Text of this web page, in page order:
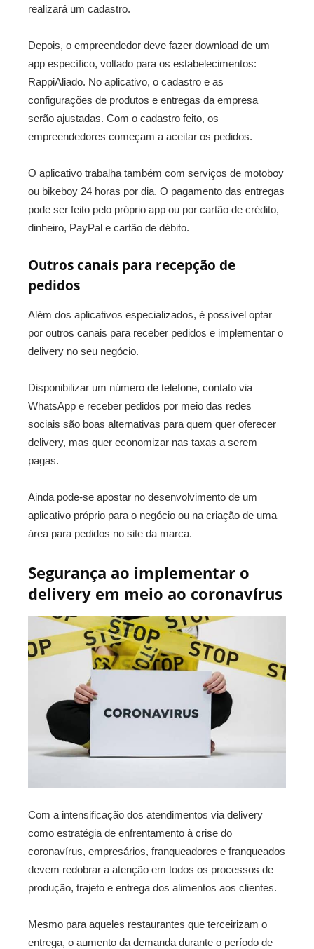
realizará um cadastro.
Depois, o empreendedor deve fazer download de um
app específico, voltado para os estabelecimentos:
RappiAliado. No aplicativo, o cadastro e as
configurações de produtos e entregas da empresa
serão ajustadas. Com o cadastro feito, os
empreendedores começam a aceitar os pedidos.
O aplicativo trabalha também com serviços de motoboy
ou bikeboy 24 horas por dia. O pagamento das entregas
pode ser feito pelo próprio app ou por cartão de crédito,
dinheiro, PayPal e cartão de débito.
Outros canais para recepção de
pedidos
Além dos aplicativos especializados, é possível optar
por outros canais para receber pedidos e implementar o
delivery no seu negócio.
Disponibilizar um número de telefone, contato via
WhatsApp e receber pedidos por meio das redes
sociais são boas alternativas para quem quer oferecer
delivery, mas quer economizar nas taxas a serem
pagas.
Ainda pode-se apostar no desenvolvimento de um
aplicativo próprio para o negócio ou na criação de uma
área para pedidos no site da marca.
Segurança ao implementar o
delivery em meio ao coronavírus
Com a intensificação dos atendimentos via delivery
como estratégia de enfrentamento à crise do
coronavírus, empresários, franqueadores e franqueados
devem redobrar a atenção em todos os processos de
produção, trajeto e entrega dos alimentos aos clientes.
Mesmo para aqueles restaurantes que terceirizam o
entrega, o aumento da demanda durante o período de